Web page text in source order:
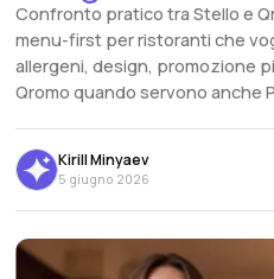
Confronto pratico tra Stello e
menu-first per ristoranti che
allergeni, design, promozione
Qromo quando servono anche
Kirill Minyaev
5 giugno 2026